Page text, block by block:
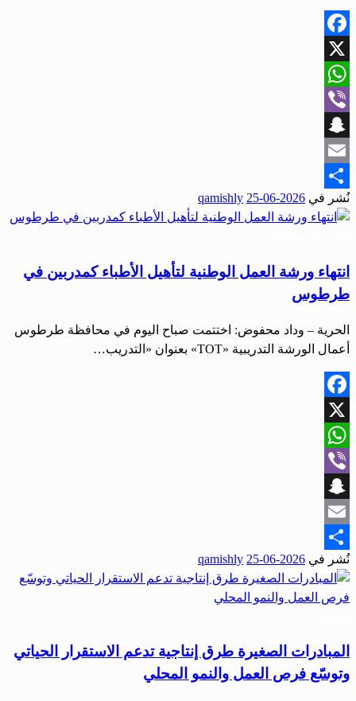
Facebook
X
WhatsApp
Viber
Snapchat
Email
Share
نُشر في 2026-06-25
qamishly
انتهاء ورشة العمل الوطنية لتأهيل الأطباء كمدربين في
طرطوس
الحرية – وداد محفوض: اختتمت صباح اليوم في محافظة طرطوس
أعمال الورشة التدريبية «TOT» بعنوان «التدريب…
Facebook
X
WhatsApp
Viber
Snapchat
Email
Share
نُشر في 2026-06-25
qamishly
المبادرات الصغيرة طرق إنتاجية تدعم الاستقرار الحياتي
وتوسّع فرص العمل والنمو المحلي